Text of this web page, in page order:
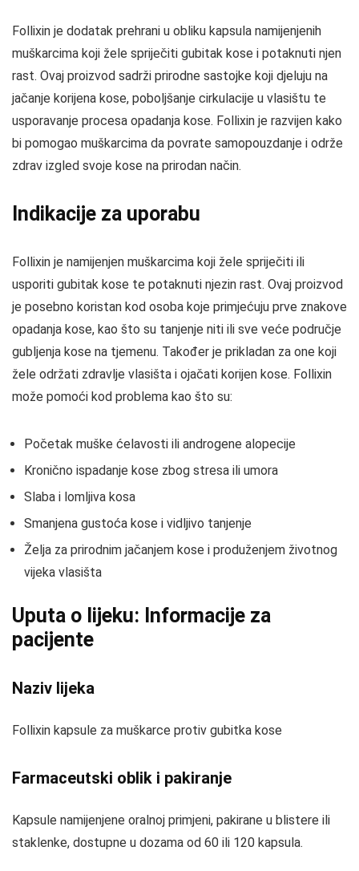
Follixin je dodatak prehrani u obliku kapsula namijenjenih
muškarcima koji žele spriječiti gubitak kose i potaknuti njen
rast. Ovaj proizvod sadrži prirodne sastojke koji djeluju na
jačanje korijena kose, poboljšanje cirkulacije u vlasištu te
usporavanje procesa opadanja kose. Follixin je razvijen kako
bi pomogao muškarcima da povrate samopouzdanje i održe
zdrav izgled svoje kose na prirodan način.
Indikacije za uporabu
Follixin je namijenjen muškarcima koji žele spriječiti ili
usporiti gubitak kose te potaknuti njezin rast. Ovaj proizvod
je posebno koristan kod osoba koje primjećuju prve znakove
opadanja kose, kao što su tanjenje niti ili sve veće područje
gubljenja kose na tjemenu. Također je prikladan za one koji
žele održati zdravlje vlasišta i ojačati korijen kose. Follixin
može pomoći kod problema kao što su:
Početak muške ćelavosti ili androgene alopecije
Kronično ispadanje kose zbog stresa ili umora
Slaba i lomljiva kosa
Smanjena gustoća kose i vidljivo tanjenje
Želja za prirodnim jačanjem kose i produženjem životnog
vijeka vlasišta
Uputa o lijeku: Informacije za
pacijente
Naziv lijeka
Follixin kapsule za muškarce protiv gubitka kose
Farmaceutski oblik i pakiranje
Kapsule namijenjene oralnoj primjeni, pakirane u blistere ili
staklenke, dostupne u dozama od 60 ili 120 kapsula.